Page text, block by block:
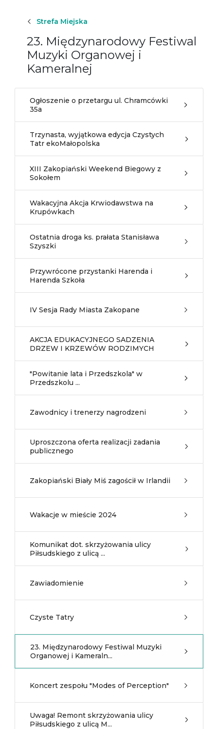
Strefa Miejska
23. Międzynarodowy Festiwal
Muzyki Organowej i
Kameralnej
Ogłoszenie o przetargu ul. Chramcówki
35a
Trzynasta, wyjątkowa edycja Czystych
Tatr ekoMałopolska
XIII Zakopiański Weekend Biegowy z
Sokołem
Wakacyjna Akcja Krwiodawstwa na
Krupówkach
Ostatnia droga ks. prałata Stanisława
Szyszki
Przywrócone przystanki Harenda i
Harenda Szkoła
IV Sesja Rady Miasta Zakopane
AKCJA EDUKACYJNEGO SADZENIA
DRZEW I KRZEWÓW RODZIMYCH
"Powitanie lata i Przedszkola" w
Przedszkolu ...
Zawodnicy i trenerzy nagrodzeni
Uproszczona oferta realizacji zadania
publicznego
Zakopiański Biały Miś zagościł w Irlandii
Wakacje w mieście 2024
Komunikat dot. skrzyżowania ulicy
Piłsudskiego z ulicą ...
Zawiadomienie
Czyste Tatry
23. Międzynarodowy Festiwal Muzyki
Organowej i Kameraln...
Koncert zespołu "Modes of Perception"
Uwaga! Remont skrzyżowania ulicy
Piłsudskiego z ulicą M...